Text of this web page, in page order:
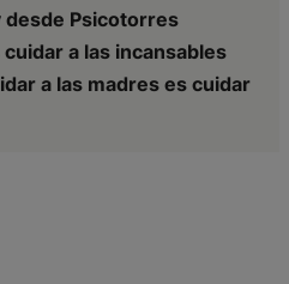
desde Psicotorres
a las incansables
a las madres es cuidar